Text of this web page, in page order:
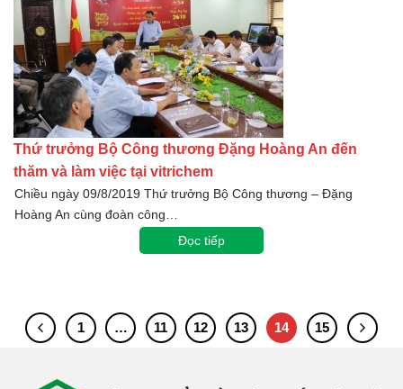
Thứ trưởng Bộ Công thương Đặng Hoàng An đến
thăm và làm việc tại vitrichem
Chiều ngày 09/8/2019 Thứ trưởng Bộ Công thương – Đặng
Hoàng An cùng đoàn công…
Đọc tiếp
1 … 11 12 13 14 15